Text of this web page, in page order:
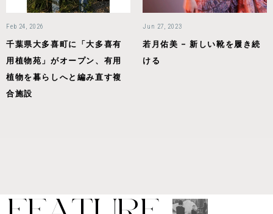
Feb 24, 2026
千葉県大多喜町に「大多喜有
用植物苑」がオープン、有用
植物を暮らしへと編み直す複
合施設
Jun 27, 2023
若月佑美 – 新しい靴を履き続
ける